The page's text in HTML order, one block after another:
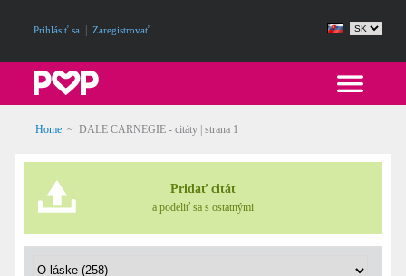
Prihlásiť sa Zaregistrovať
Home ~ DALE CARNEGIE - citáty | strana 1
Pridať citát
a podeliť sa s ostatnými